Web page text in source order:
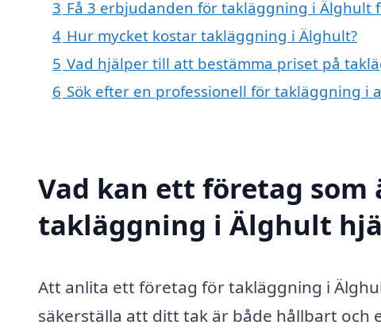
3 Få 3 erbjudanden för takläggning i Älghult
4 Hur mycket kostar takläggning i Älghult?
5 Vad hjälper till att bestämma priset på
6 Sök efter en professionell för takläggning i
Vad kan ett företag som
takläggning i Älghult
Att anlita ett företag för takläggning i
säkerställa att ditt tak är både hållbart